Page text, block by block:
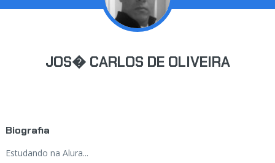
JOS� CARLOS DE OLIVEIRA
Biografia
Estudando na Alura...